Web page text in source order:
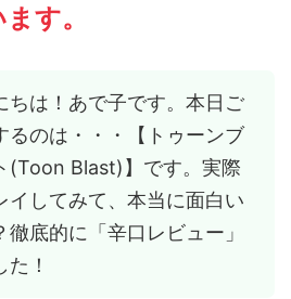
す。
ちは！あで子です。本日ご
るのは・・・【トゥーンブ
(Toon Blast)】です。実際
イしてみて、本当に面白い
徹底的に「辛口レビュー」
た！